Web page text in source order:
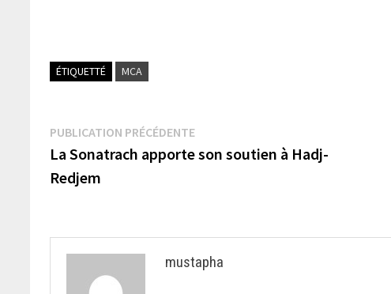
ÉTIQUETTÉ MCA
Navigation
de
l’article
PUBLICATION PRÉCÉDENTEPublication
précédente :
La Sonatrach apporte son soutien à Hadj-
Redjem
mustapha